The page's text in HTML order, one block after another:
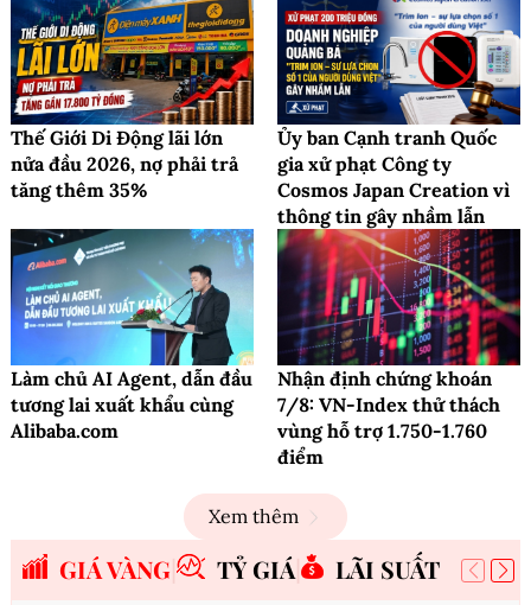
Thế Giới Di Động lãi lớn
nửa đầu 2026, nợ phải trả
tăng thêm 35%
Ủy ban Cạnh tranh Quốc
gia xử phạt Công ty
Cosmos Japan Creation vì
thông tin gây nhầm lẫn
Làm chủ AI Agent, dẫn đầu
tương lai xuất khẩu cùng
Alibaba.com
Nhận định chứng khoán
7/8: VN-Index thử thách
vùng hỗ trợ 1.750-1.760
điểm
Xem thêm
GIÁ VÀNG TỶ GIÁ LÃI SUẤT